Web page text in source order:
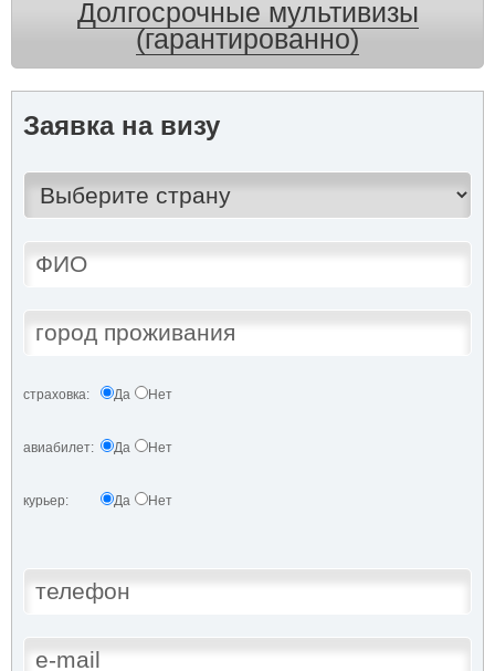
Долгосрочные мультивизы
(гарантированно)
Заявка на визу
страховка: Да Нет
авиабилет: Да Нет
курьер: Да Нет